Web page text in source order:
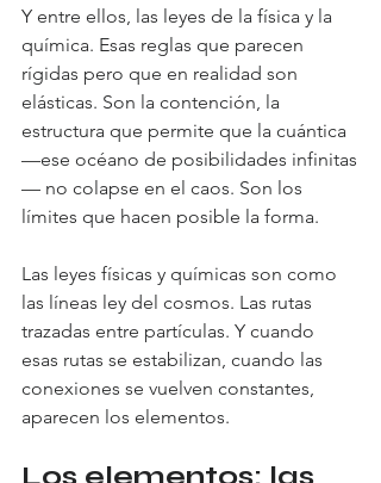
Y entre ellos, las leyes de la física y la
química. Esas reglas que parecen
rígidas pero que en realidad son
elásticas. Son la contención, la
estructura que permite que la cuántica
—ese océano de posibilidades infinitas
— no colapse en el caos. Son los
límites que hacen posible la forma.
Las leyes físicas y químicas son como
las líneas ley del cosmos. Las rutas
trazadas entre partículas. Y cuando
esas rutas se estabilizan, cuando las
conexiones se vuelven constantes,
aparecen los elementos.